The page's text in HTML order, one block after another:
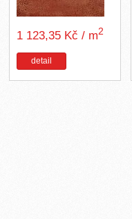
1 123,35 Kč / m2
detail